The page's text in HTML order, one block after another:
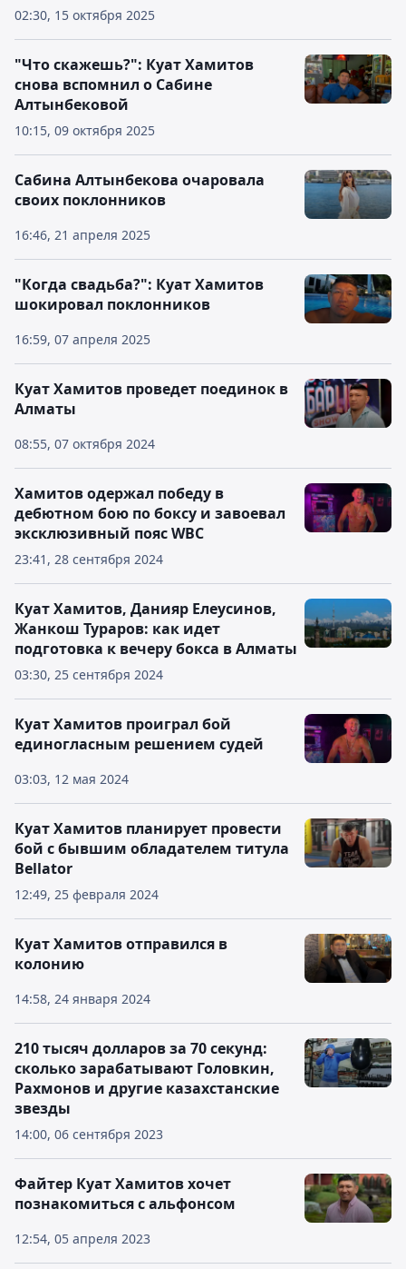
02:30, 15 октября 2025
10:15, 09 октября 2025
"Что скажешь?": Куат Хамитов
снова вспомнил о Сабине
Алтынбековой
16:46, 21 апреля 2025
Сабина Алтынбекова очаровала
своих поклонников
16:59, 07 апреля 2025
"Когда свадьба?": Куат Хамитов
шокировал поклонников
08:55, 07 октября 2024
Куат Хамитов проведет поединок в
Алматы
23:41, 28 сентября 2024
Хамитов одержал победу в
дебютном бою по боксу и завоевал
эксклюзивный пояс WBC
03:30, 25 сентября 2024
Куат Хамитов, Данияр Елеусинов,
Жанкош Тураров: как идет
подготовка к вечеру бокса в Алматы
03:03, 12 мая 2024
Куат Хамитов проиграл бой
единогласным решением судей
12:49, 25 февраля 2024
Куат Хамитов планирует провести
бой с бывшим обладателем титула
Bellator
14:58, 24 января 2024
Куат Хамитов отправился в
колонию
14:00, 06 сентября 2023
210 тысяч долларов за 70 секунд:
сколько зарабатывают Головкин,
Рахмонов и другие казахстанские
звезды
12:54, 05 апреля 2023
Файтер Куат Хамитов хочет
познакомиться с альфонсом